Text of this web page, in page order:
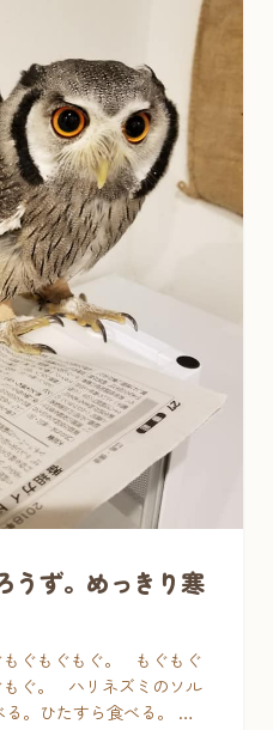
うず。めっきり寒
ぐもぐもぐ。 もぐもぐ
ぐ。 ハリネズミのソル
。ひたすら食べる。 わ